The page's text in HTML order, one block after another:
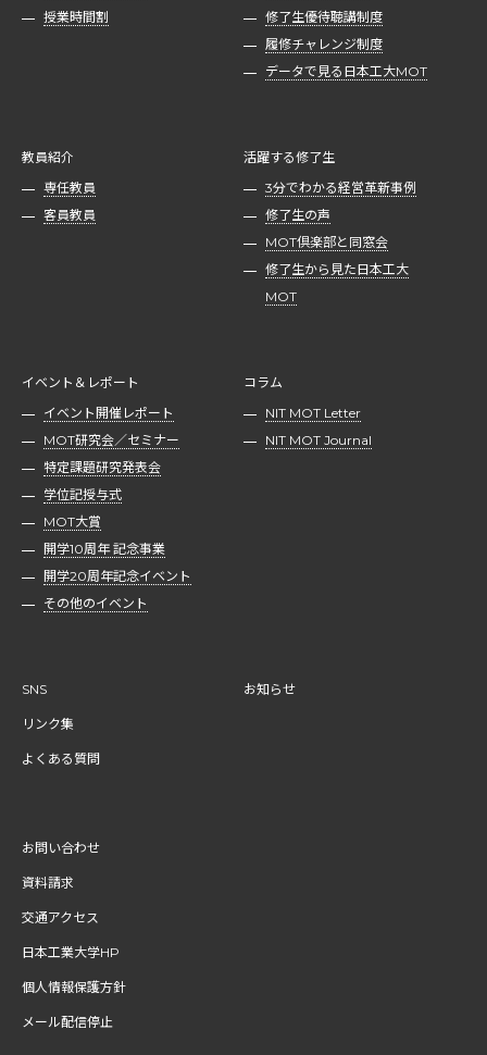
授業時間割
修了生優待聴講制度
履修チャレンジ制度
データで見る日本工大MOT
教員紹介
専任教員
客員教員
活躍する修了生
3分でわかる経営革新事例
修了生の声
MOT倶楽部と同窓会
修了生から見た日本工大
MOT
イベント＆レポート
イベント開催レポート
MOT研究会／セミナー
特定課題研究発表会
学位記授与式
MOT大賞
開学10周年 記念事業
開学20周年記念イベント
その他のイベント
コラム
NIT MOT Letter
NIT MOT Journal
SNS
リンク集
よくある質問
お知らせ
お問い合わせ
資料請求
交通アクセス
日本工業大学HP
個人情報保護方針
メール配信停止